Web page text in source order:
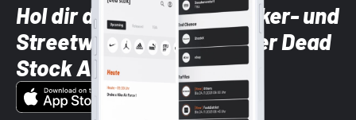
Hol dir die neuesten Sneaker- und
Streetwear-Brands mit der Dead
Stock App